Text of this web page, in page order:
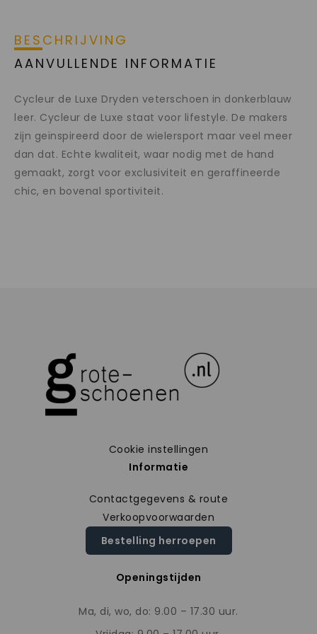
BESCHRIJVING
AANVULLENDE INFORMATIE
Cycleur de Luxe Dryden veterschoen in donkerblauw
leer. Cycleur de Luxe staat voor lifestyle. De makers
zijn geïnspireerd door de wielersport maar veel meer
dan dat. Echte kwaliteit, waar nodig met de hand
gemaakt, zorgt voor exclusiviteit en geraffineerde
chic, en bovenal sportiviteit.
Cookie instellingen
Informatie
Contactgegevens & route
Verkoopvoorwaarden
Bestelling herroepen
Openingstijden
Ma, di, wo, do: 9.00 – 17.30 uur.